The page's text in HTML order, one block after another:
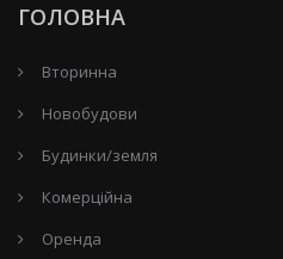
ГОЛОВНА
Вторинна
Новобудови
Будинки/земля
Комерційна
Оренда